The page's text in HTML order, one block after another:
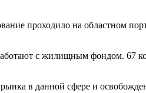
проходило на областном
с жилищным фондом.
в данной сфере и